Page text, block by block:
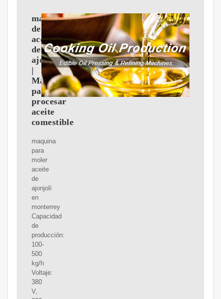
maquina
de
aceite
de
ajonjolí
|
Maquina
para
procesar
aceite
comestible
maquina
para
moler
aceite
de
ajonjolí
en
monterrey
Capacidad
de
producción:
100-
500
kg/h
Voltaje:
380
V,